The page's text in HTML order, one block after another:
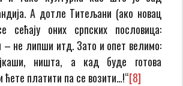
А дотле Титељани (ако новац
сећају оних српских пословица:
не липши итд. Зато и опет велимо:
ништа, а кад буде готова
платити па се возити…!“[8]